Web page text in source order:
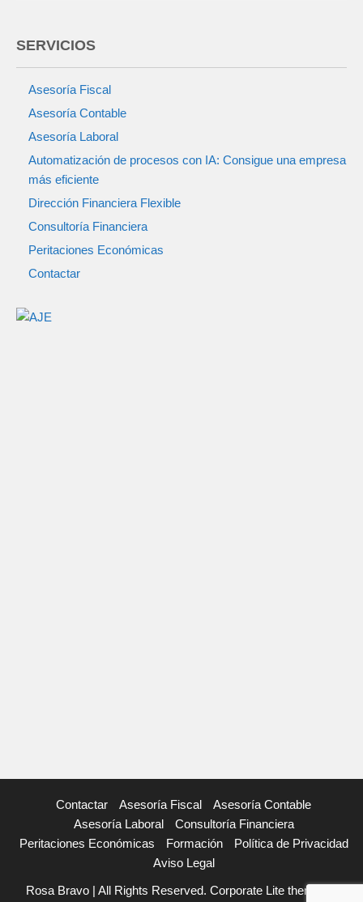
SERVICIOS
Asesoría Fiscal
Asesoría Contable
Asesoría Laboral
Automatización de procesos con IA: Consigue una empresa
más eficiente
Dirección Financiera Flexible
Consultoría Financiera
Peritaciones Económicas
Contactar
Contactar Asesoría Fiscal
Asesoría Contable
Asesoría Laboral
Consultoría Financiera
Peritaciones Económicas
Formación
Política de Privacidad
Aviso Legal
Rosa Bravo | All Rights Reserved. Corporate Lite theme by